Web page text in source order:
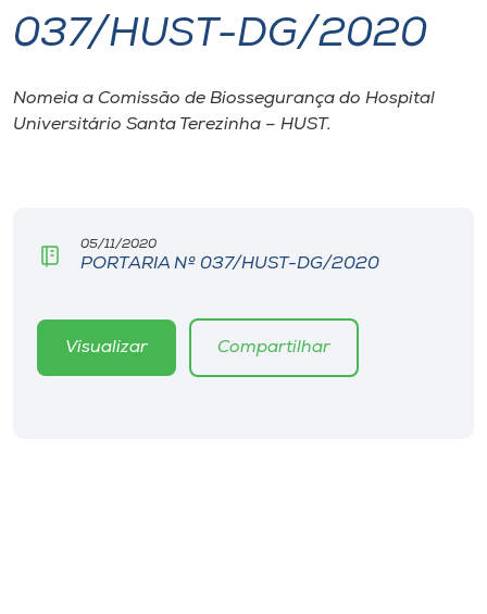
I.nova
Diplomados
CPA
Editora
037/HUST-DG/2020
Nomeia a Comissão de Biossegurança do Hospital
Universitário Santa Terezinha – HUST.
05/11/2020
PORTARIA Nº 037/HUST-DG/2020
Visualizar Compartilhar